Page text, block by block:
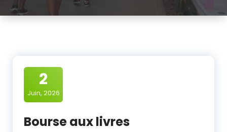
2
Juin, 2026
Bourse aux livres